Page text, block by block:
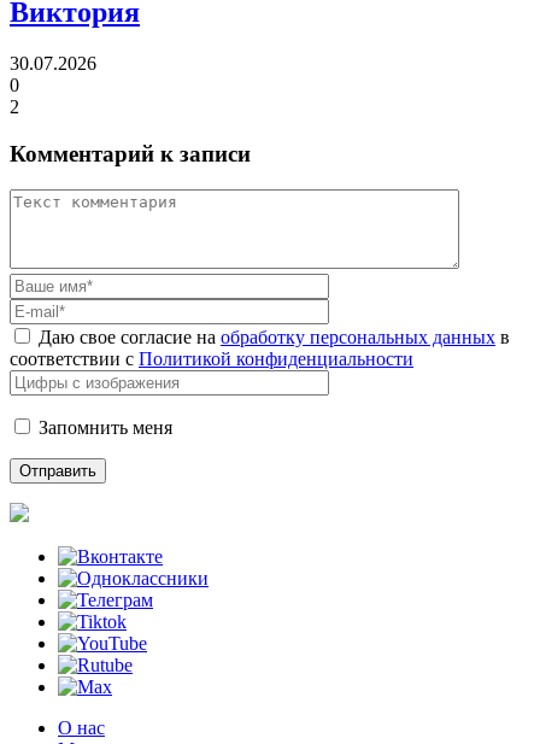
Виктория
30.07.2026
0
2
Комментарий к записи
Даю свое согласие на обработку персональных данных в
соответствии с Политикой конфиденциальности
Запомнить меня
О нас